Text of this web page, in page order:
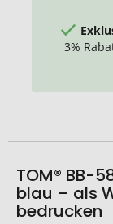
3%
TOM® BB-
blau – als
bedrucken